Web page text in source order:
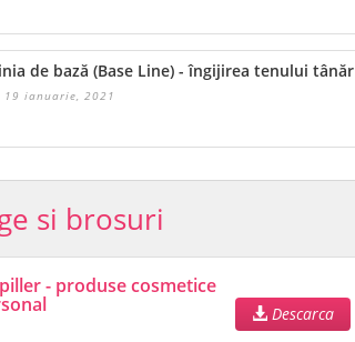
de bază (Base Line) - îngijirea tenului tânăr
19 ianuarie, 2021
si brosuri
- produse cosmetice
Descarca